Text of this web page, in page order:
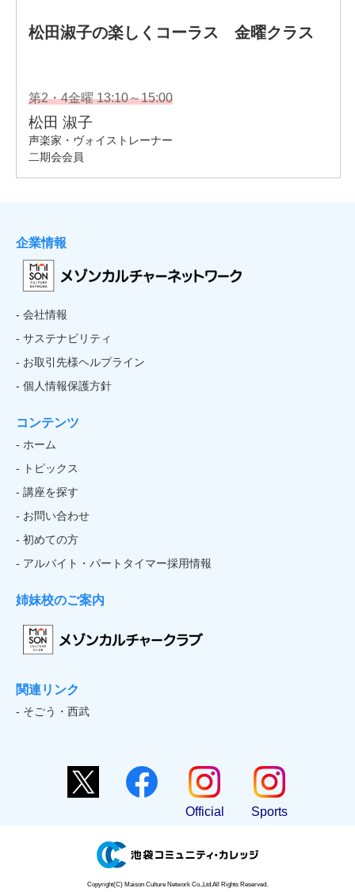
企業情報
- 会社情報
- サステナビリティ
- お取引先様ヘルプライン
- 個人情報保護方針
コンテンツ
- ホーム
- トピックス
- 講座を探す
- お問い合わせ
- 初めての方
- アルバイト・パートタイマー採用情報
姉妹校のご案内
関連リンク
- そごう・西武
Official Sports
Copyright(C) Maison Culture Network Co.,Ltd.All Rights Reserved.